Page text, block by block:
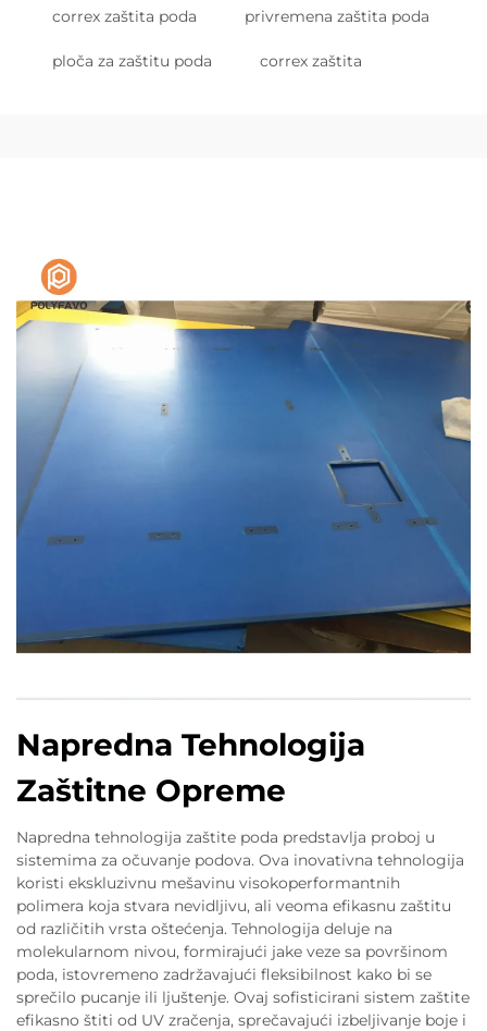
correx zaštita poda privremena zaštita poda
ploča za zaštitu poda correx zaštita
Napredna Tehnologija
Zaštitne Opreme
Napredna tehnologija zaštite poda predstavlja proboj u
sistemima za očuvanje podova. Ova inovativna tehnologija
koristi ekskluzivnu mešavinu visokoperformantnih
polimera koja stvara nevidljivu, ali veoma efikasnu zaštitu
od različitih vrsta oštećenja. Tehnologija deluje na
molekularnom nivou, formirajući jake veze sa površinom
poda, istovremeno zadržavajući fleksibilnost kako bi se
sprečilo pucanje ili ljuštenje. Ovaj sofisticirani sistem zaštite
efikasno štiti od UV zračenja, sprečavajući izbeljivanje boje i